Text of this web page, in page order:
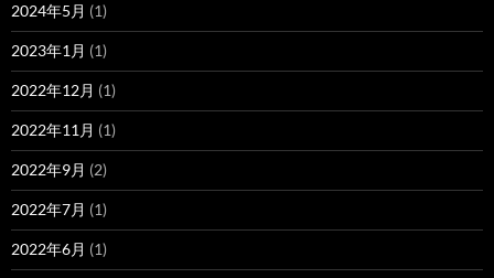
2024年5月 (1)
2023年1月 (1)
2022年12月 (1)
2022年11月 (1)
2022年9月 (2)
2022年7月 (1)
2022年6月 (1)